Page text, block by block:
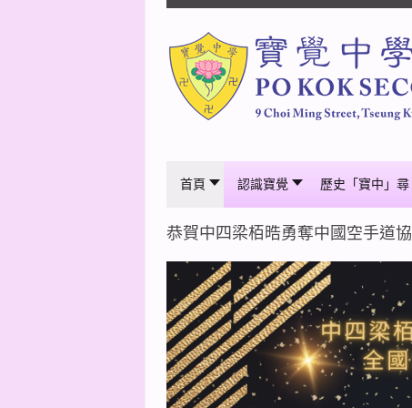
首頁 認識寶覺 歷史「寶中」尋
恭賀中四梁栢晧勇奪中國空手道